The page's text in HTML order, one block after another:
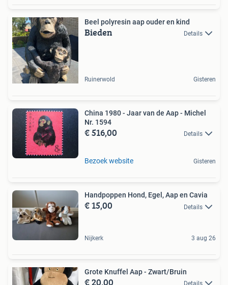
Beel polyresin aap ouder en kind
Bieden Details
Ruinerwold Gisteren
China 1980 - Jaar van de Aap - Michel
Nr. 1594
€ 516,00 Details
Bezoek website Gisteren
Handpoppen Hond, Egel, Aap en Cavia
€ 15,00 Details
Nijkerk 3 aug 26
Grote Knuffel Aap - Zwart/Bruin
€ 20,00 Details